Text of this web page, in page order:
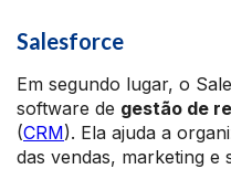
Salesforce
Em segundo lugar, o
software de gestão de
(CRM). Ela ajuda a
das vendas, marketing e